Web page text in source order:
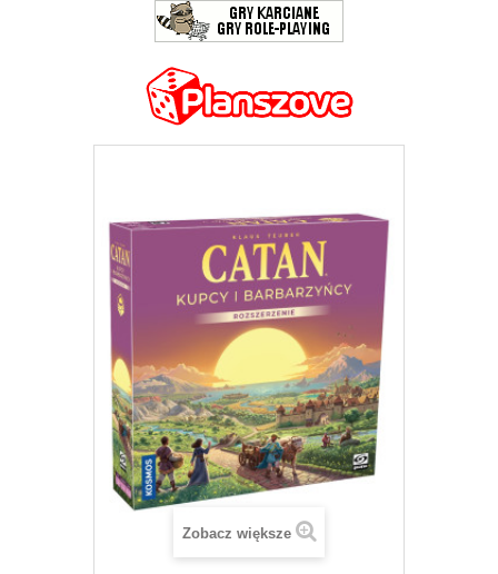
Zobacz większe